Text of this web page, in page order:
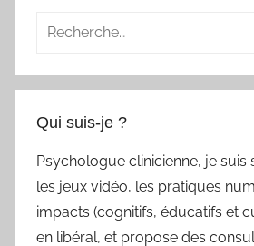
Recherche
:
Qui suis-je ?
Psychologue clinicienne, je suis
les jeux vidéo, les pratiques
impacts (cognitifs, éducatifs et
en libéral, et propose des